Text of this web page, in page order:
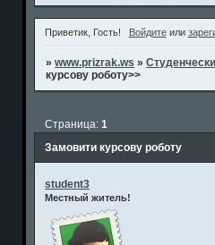
Приветик, Гость! Войдитеили
»www.prizrak.ws »
курсову роботу>>
Замовити курсову роботу
Страница:1
student3
Местный житель!